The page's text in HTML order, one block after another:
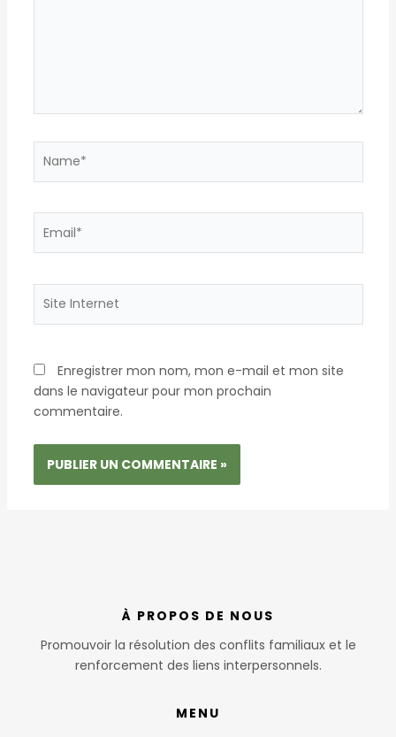
Internet
Enregistrer mon nom, mon e-mail et mon site
dans le navigateur pour mon prochain
commentaire.
À PROPOS DE NOUS
Promouvoir la résolution des conflits familiaux et le
renforcement des liens interpersonnels.
MENU